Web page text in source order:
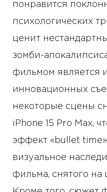
понравится
психологических
ценит
зомби-
фильмом является
инновационных
некоторые сцены
iPhone 15 Pro Max,
эффект «bullet
визуальное
фильма, снятого